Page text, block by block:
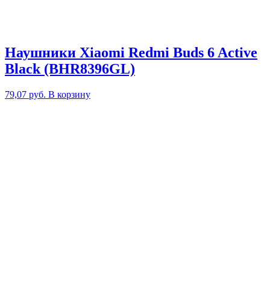
Наушники Xiaomi Redmi Buds 6 Active
Black (BHR8396GL)
79,07 руб. В корзину